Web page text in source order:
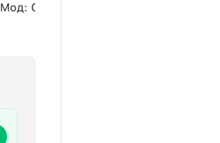
Мод: Огромный сельчанин